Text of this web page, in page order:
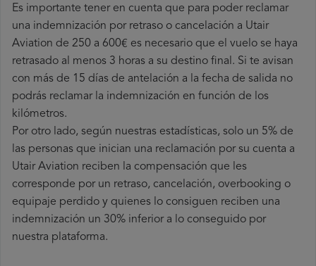
Es importante tener en cuenta que para poder reclamar
una indemnización por retraso o cancelación a Utair
Aviation de 250 a 600€ es necesario que el vuelo se haya
retrasado al menos 3 horas a su destino final. Si te avisan
con más de 15 días de antelación a la fecha de salida no
podrás reclamar la indemnización en función de los
kilómetros.
Por otro lado, según nuestras estadísticas, solo un 5% de
las personas que inician una reclamación por su cuenta a
Utair Aviation reciben la compensación que les
corresponde por un retraso, cancelación, overbooking o
equipaje perdido y quienes lo consiguen reciben una
indemnización un 30% inferior a lo conseguido por
nuestra plataforma.